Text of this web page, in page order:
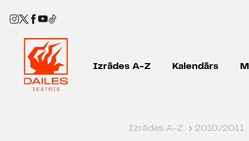
Izrādes A-Z Kalendārs
Izrādes A-Z › 2010./2011.